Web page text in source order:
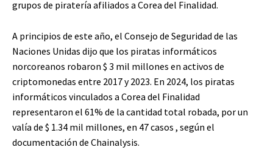
grupos de piratería afiliados a Corea del Finalidad.
A principios de este año, el Consejo de Seguridad de las
Naciones Unidas dijo que los piratas informáticos
norcoreanos robaron $ 3 mil millones en activos de
criptomonedas entre 2017 y 2023. En 2024, los piratas
informáticos vinculados a Corea del Finalidad
representaron el 61% de la cantidad total robada, por un
valía de $ 1.34 mil millones, en 47 casos , según el
documentación de Chainalysis.